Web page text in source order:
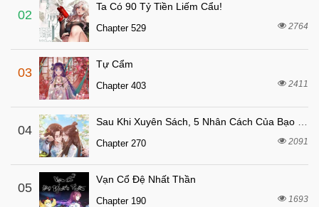
02
Ta Có 90 Tỷ Tiền Liếm Cẩu!
Chapter 529 2764
03
Tự Cẩm
Chapter 403 2411
04
Chapter 270 2091
05
Vạn Cổ Đệ Nhất Thần
Chapter 190 1693